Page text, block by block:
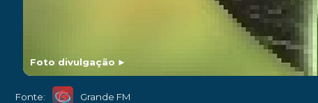
Foto divulgação ►
Fonte: Grande FM